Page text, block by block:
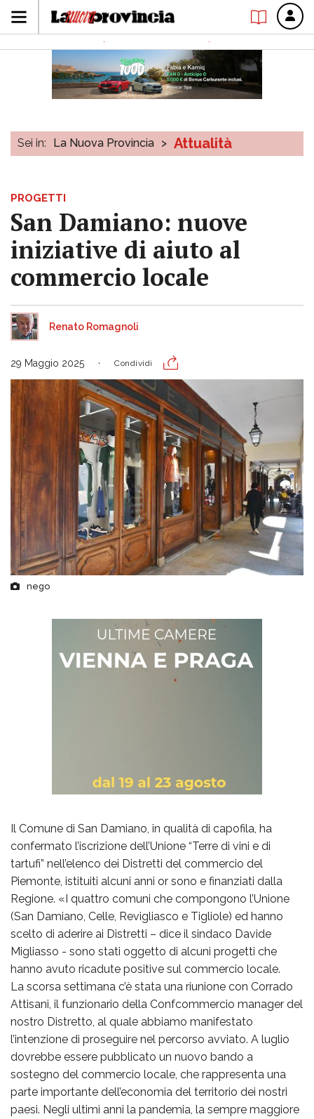
Sei in: La Nuova Provincia > Attualità
PROGETTI
San Damiano: nuove
iniziative di aiuto al
commercio locale
Renato Romagnoli
29 Maggio 2025 Condividi
nego
Il Comune di San Damiano, in qualità di capofila, ha
confermato l’iscrizione dell’Unione “Terre di vini e di
tartufi” nell’elenco dei Distretti del commercio del
Piemonte, istituiti alcuni anni or sono e finanziati dalla
Regione. «I quattro comuni che compongono l’Unione
(San Damiano, Celle, Revigliasco e Tigliole) ed hanno
scelto di aderire ai Distretti – dice il sindaco Davide
Migliasso - sono stati oggetto di alcuni progetti che
hanno avuto ricadute positive sul commercio locale.
La scorsa settimana c’è stata una riunione con Corrado
Attisani, il funzionario della Confcommercio manager del
nostro Distretto, al quale abbiamo manifestato
l’intenzione di proseguire nel percorso avviato. A luglio
dovrebbe essere pubblicato un nuovo bando a
sostegno del commercio locale, che rappresenta una
parte importante dell’economia del territorio dei nostri
paesi. Negli ultimi anni la pandemia, la sempre maggiore